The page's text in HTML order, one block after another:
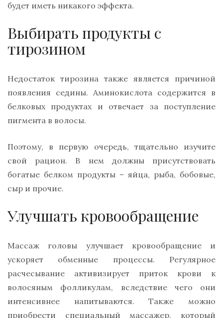
будет иметь никакого эффекта.
Выбирать продукты с
тирозином
Недостаток тирозина также является причиной
появления седины. Аминокислота содержится в
белковых продуктах и отвечает за поступление
пигмента в волосы.
Поэтому, в первую очередь, тщательно изучите
свой рацион. В нем должны присутствовать
богатые белком продукты – яйца, рыба, бобовые,
сыр и прочие.
Улучшать кровообращение
Массаж головы улучшает кровообращение и
ускоряет обменные процессы. Регулярное
расчесывание активизирует приток крови к
волосяным фолликулам, вследствие чего они
интенсивнее напитываются. Также можно
приобрести специальный массажер, который